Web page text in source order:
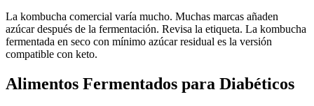
La kombucha comercial varía mucho. Muchas marcas añaden
azúcar después de la fermentación. Revisa la etiqueta. La kombucha
fermentada en seco con mínimo azúcar residual es la versión
compatible con keto.
Alimentos Fermentados para Diabéticos